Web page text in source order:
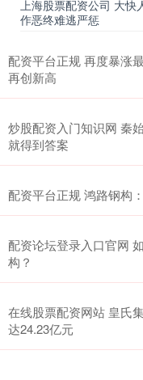
上海股票配资公司 大快
作恶终难逃严惩
配资平台正规 再度暴涨
再创新高
炒股配资入门知识网 秦
就得到答案
配资平台正规 鸿路钢构
配资论坛登录入口官网
构？
在线股票配资网站 皇氏
达24.23亿元